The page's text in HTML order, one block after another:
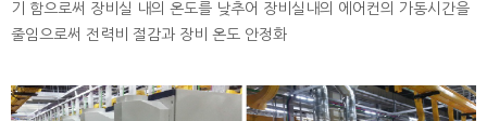
기 함으로써 장비실 내의 온도를 낮추어 장비실내의 에어컨의 가동시간을
줄임으로써 전력비 절감과 장비 온도 안정화